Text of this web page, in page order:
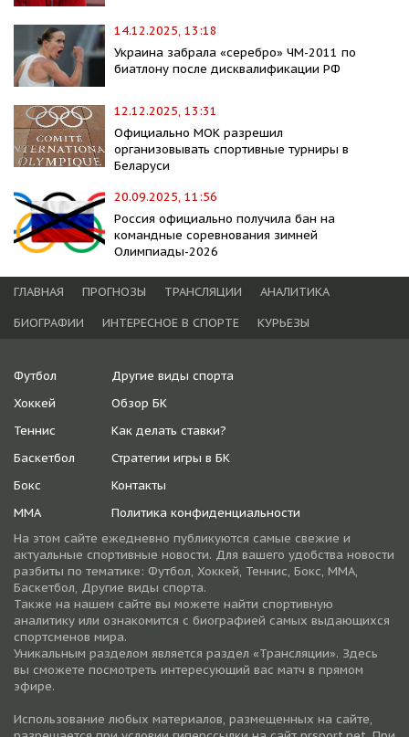
14.12.2025, 13:18
Украина забрала «серебро» ЧМ-2011 по
биатлону после дисквалификации РФ
12.12.2025, 13:31
Официально МОК разрешил
организовывать спортивные турниры в
Беларуси
20.09.2025, 11:56
Россия официально получила бан на
командные соревнования зимней
Олимпиады-2026
ГЛАВНАЯ ПРОГНОЗЫ ТРАНСЛЯЦИИ
АНАЛИТИКА
БИОГРАФИИ
ИНТЕРЕСНОЕ В СПОРТЕ КУРЬЕЗЫ
Футбол
Хоккей
Теннис
Баскетбол
Бокс
ММА
Другие виды спорта
Обзор БК
Как делать ставки?
Стратегии игры в БК
Контакты
Политика конфиденциальности
На этом сайте ежедневно публикуются самые свежие и
актуальные спортивные новости. Для вашего удобства новости
разбиты по тематике: Футбол, Хоккей, Теннис, Бокс, ММА,
Баскетбол, Другие виды спорта.
Также на нашем сайте вы можете найти спортивную
аналитику или ознакомится с биографией самых выдающихся
спортсменов мира.
Уникальным разделом является раздел «Трансляции». Здесь
вы сможете посмотреть интересующий вас матч в прямом
эфире.
Использование любых материалов, размещенных на сайте,